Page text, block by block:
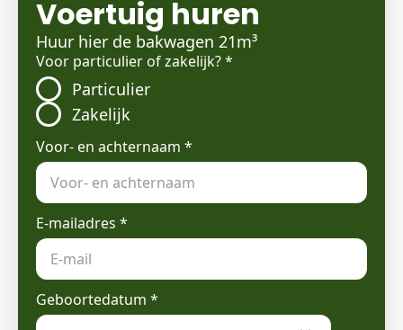
Voertuig huren
Huur hier de bakwagen 21m³
Voor particulier of zakelijk?*
Particulier
Zakelijk
Voor- en achternaam *
E-mailadres *
Geboortedatum *